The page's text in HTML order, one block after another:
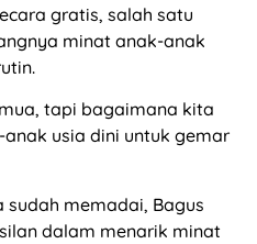
gratis, salah satu
minat anak-anak
tapi bagaimana kita
usia dini untuk gemar
memadai, Bagus
dalam menarik minat